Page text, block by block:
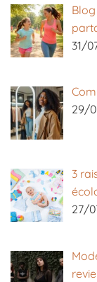
31/
29/
3
27/